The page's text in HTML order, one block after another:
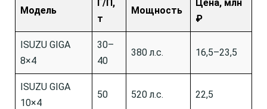
Модель
Г/П,
т
Мощность
Цена, млн
₽
ISUZU GIGA
8×4
30–
40
380 л.с. 16,5–23,5
ISUZU GIGA
10×4
50 520 л.с. 22,5